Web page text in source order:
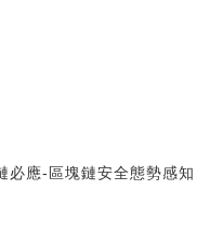
應-區塊鏈安全態勢感知